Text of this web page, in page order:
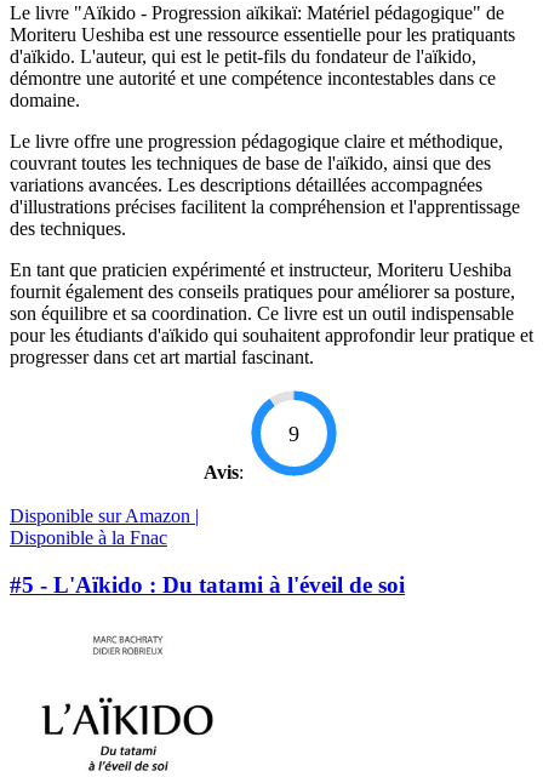
Le livre "Aïkido - Progression aïkikaï: Matériel pédagogique" de
Moriteru Ueshiba est une ressource essentielle pour les pratiquants
d'aïkido. L'auteur, qui est le petit-fils du fondateur de l'aïkido,
démontre une autorité et une compétence incontestables dans ce
domaine.
Le livre offre une progression pédagogique claire et méthodique,
couvrant toutes les techniques de base de l'aïkido, ainsi que des
variations avancées. Les descriptions détaillées accompagnées
d'illustrations précises facilitent la compréhension et l'apprentissage
des techniques.
En tant que praticien expérimenté et instructeur, Moriteru Ueshiba
fournit également des conseils pratiques pour améliorer sa posture,
son équilibre et sa coordination. Ce livre est un outil indispensable
pour les étudiants d'aïkido qui souhaitent approfondir leur pratique et
progresser dans cet art martial fascinant.
Avis:
9
Disponible sur Amazon |
Disponible à la Fnac
#5 - L'Aïkido : Du tatami à l'éveil de soi